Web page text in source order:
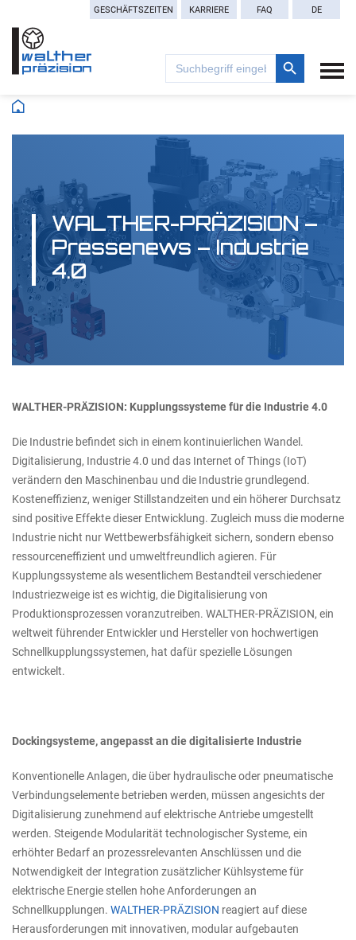
GESCHÄFTSZEITEN KARRIERE FAQ DE
Search
for:
Search Button
WALTHER-PRÄZISION –
Pressenews – Industrie
4.0
WALTHER-PRÄZISION: Kupplungssysteme für die Industrie 4.0
Die Industrie befindet sich in einem kontinuierlichen Wandel.
Digitalisierung, Industrie 4.0 und das Internet of Things (IoT)
verändern den Maschinenbau und die Industrie grundlegend.
Kosteneffizienz, weniger Stillstandzeiten und ein höherer Durchsatz
sind positive Effekte dieser Entwicklung. Zugleich muss die moderne
Industrie nicht nur Wettbewerbsfähigkeit sichern, sondern ebenso
ressourceneffizient und umweltfreundlich agieren. Für
Kupplungssysteme als wesentlichem Bestandteil verschiedener
Industriezweige ist es wichtig, die Digitalisierung von
Produktionsprozessen voranzutreiben. WALTHER-PRÄZISION, ein
weltweit führender Entwickler und Hersteller von hochwertigen
Schnellkupplungssystemen, hat dafür spezielle Lösungen
entwickelt.
Dockingsysteme, angepasst an die digitalisierte Industrie
Konventionelle Anlagen, die über hydraulische oder pneumatische
Verbindungselemente betrieben werden, müssen angesichts der
Digitalisierung zunehmend auf elektrische Antriebe umgestellt
werden. Steigende Modularität technologischer Systeme, ein
erhöhter Bedarf an prozessrelevanten Anschlüssen und die
Notwendigkeit der Integration zusätzlicher Kühlsysteme für
elektrische Energie stellen hohe Anforderungen an
Schnellkupplungen. WALTHER-PRÄZISION reagiert auf diese
Herausforderungen mit innovativen, modular aufgebauten